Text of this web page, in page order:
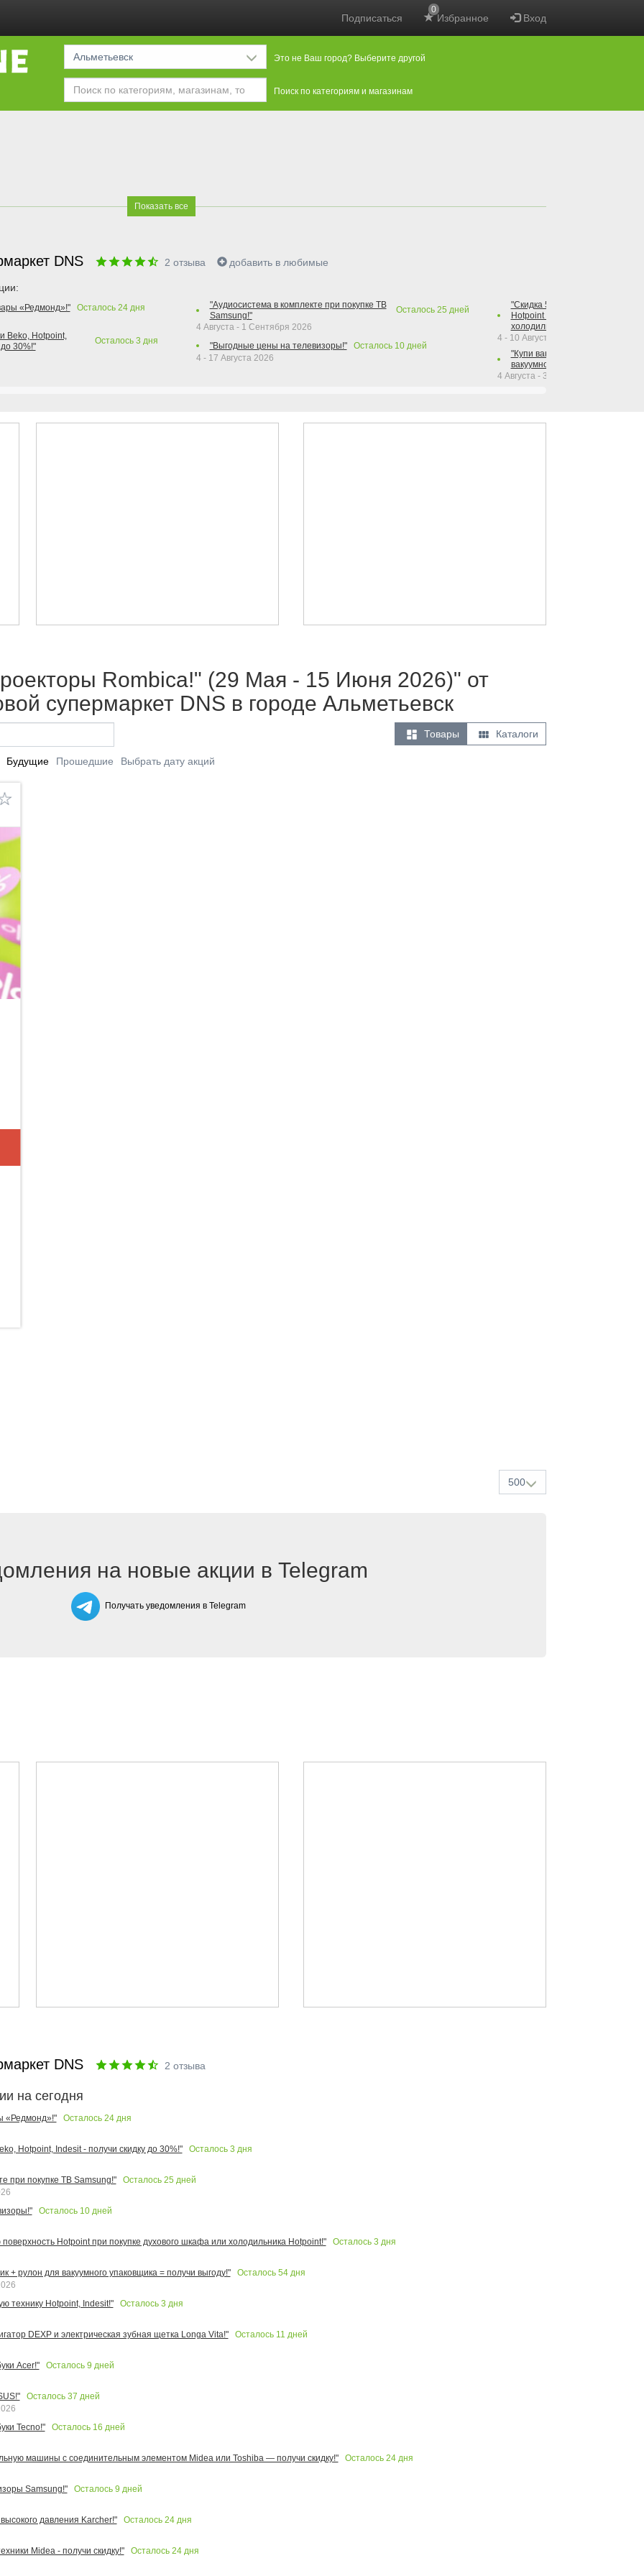
Подписаться Избранное
0
Вход
Альметьевск Это не Ваш город? Выберите другой
Поиск по категориям и магазинам
Показать все
DNS 2 отзыва добавить в любимые
«Редмонд»!" Осталось 24дня
Beko, Hotpoint,
30%!"
Осталось 3 дня
"Аудиосистема в комплекте при покупке ТВ
Samsung!"
Осталось 25 дней
4 Августа - 1 Сентября 2026
"Выгодные цены на телевизоры!"
Осталось 10дней
4 - 17 Августа 2026
"Скидка 50% на варочную
Hotpoint при покупке духового
холодильника Hotpoint!"
4 - 10 Августа 2026
"Купи вакуумный упаковщик +
вакуумного упаковщика =
4 Августа - 30 Сентября 2026
Rombica!" (29 Мая - 15 Июня 2026)" от
супермаркет DNS в городе Альметьевск
 Товары  Каталоги
Будущие Прошедшие Выбрать дату акций
500
на новые акции в Telegram
Получать уведомления в Telegram
DNS 2 отзыва
на сегодня
«Редмонд»!" Осталось 24дня
Hotpoint, Indesit - получи скидку до 30%!" Осталось 3 дня
при покупке ТВ Samsung!" Осталось 25 дней
Осталось 10дней
Hotpoint при покупке духового шкафа или холодильника Hotpoint!" Осталось 3 дня
+ рулон для вакуумного упаковщика = получи выгоду!" Осталось 54дня
технику Hotpoint, Indesit!"
Осталось 3 дня
DEXP и электрическая зубная щетка Longa Vita!" Осталось 11 дней
Acer!" Осталось 9 дней
Осталось 37 дней
Tecno!"
Осталось 16 дней
машины с соединительным элементом Midea или Toshiba — получи скидку!" Осталось 24дня
Samsung!" Осталось 9 дней
давления Karcher!" Осталось 24дня
Midea - получи скидку!" Осталось 24дня